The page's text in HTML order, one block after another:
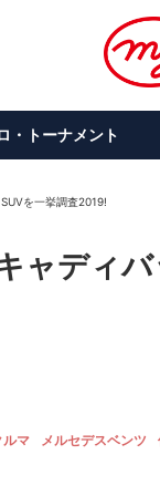
・トーナメント
を一挙調査2019!
ャディ
ルマ メルセデスベンツ